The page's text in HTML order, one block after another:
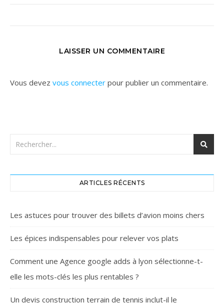
LAISSER UN COMMENTAIRE
Vous devez vous connecter pour publier un commentaire.
ARTICLES RÉCENTS
Les astuces pour trouver des billets d’avion moins chers
Les épices indispensables pour relever vos plats
Comment une Agence google adds à lyon sélectionne-t-
elle les mots-clés les plus rentables ?
Un devis construction terrain de tennis inclut-il le